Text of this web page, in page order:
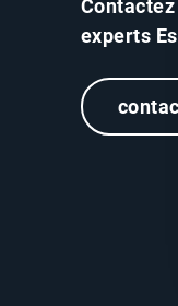
Contactez
experts